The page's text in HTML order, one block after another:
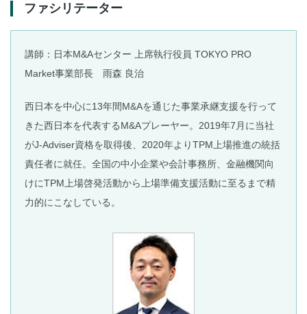
ファシリテーター
講師：日本M&Aセンター 上席執行役員 TOKYO PRO
Market事業部長 雨森 良治
西日本を中心に13年間M&Aを通じた事業承継支援を行って
きた西日本を代表するM&Aプレーヤー。2019年7月に当社
がJ-Adviser資格を取得後、2020年よりTPM上場推進の統括
責任者に就任。全国の中小企業や会計事務所、金融機関向
けにTPM上場啓発活動から上場準備支援活動に至るまで精
力的にこなしている。